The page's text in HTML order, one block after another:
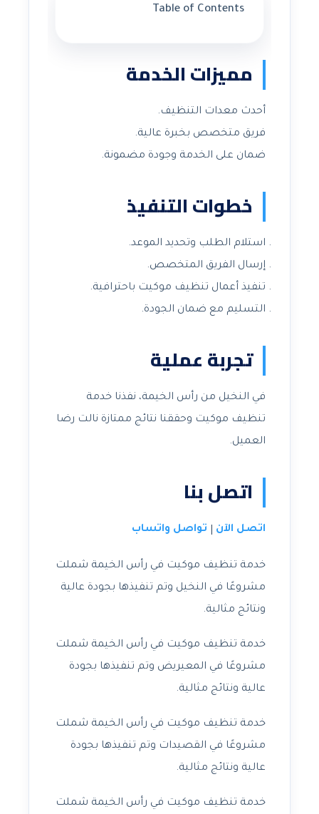
Table of Contents
مميزات الخدمة
أحدث معدات التنظيف.
فريق متخصص بخبرة عالية.
ضمان على الخدمة وجودة مضمونة.
خطوات التنفيذ
استلام الطلب وتحديد الموعد.
إرسال الفريق المتخصص.
تنفيذ أعمال تنظيف موكيت باحترافية.
التسليم مع ضمان الجودة.
تجربة عملية
في النخيل من رأس الخيمة، نفذنا خدمة
تنظيف موكيت وحققنا نتائج ممتازة نالت رضا
العميل.
اتصل بنا
اتصل الآن تواصل واتساب
خدمة تنظيف موكيت في رأس الخيمة شملت
مشروعًا في النخيل وتم تنفيذها بجودة عالية
ونتائج مثالية.
خدمة تنظيف موكيت في رأس الخيمة شملت
مشروعًا في المعيريض وتم تنفيذها بجودة
عالية ونتائج مثالية.
خدمة تنظيف موكيت في رأس الخيمة شملت
مشروعًا في القصيدات وتم تنفيذها بجودة
عالية ونتائج مثالية.
خدمة تنظيف موكيت في رأس الخيمة شملت